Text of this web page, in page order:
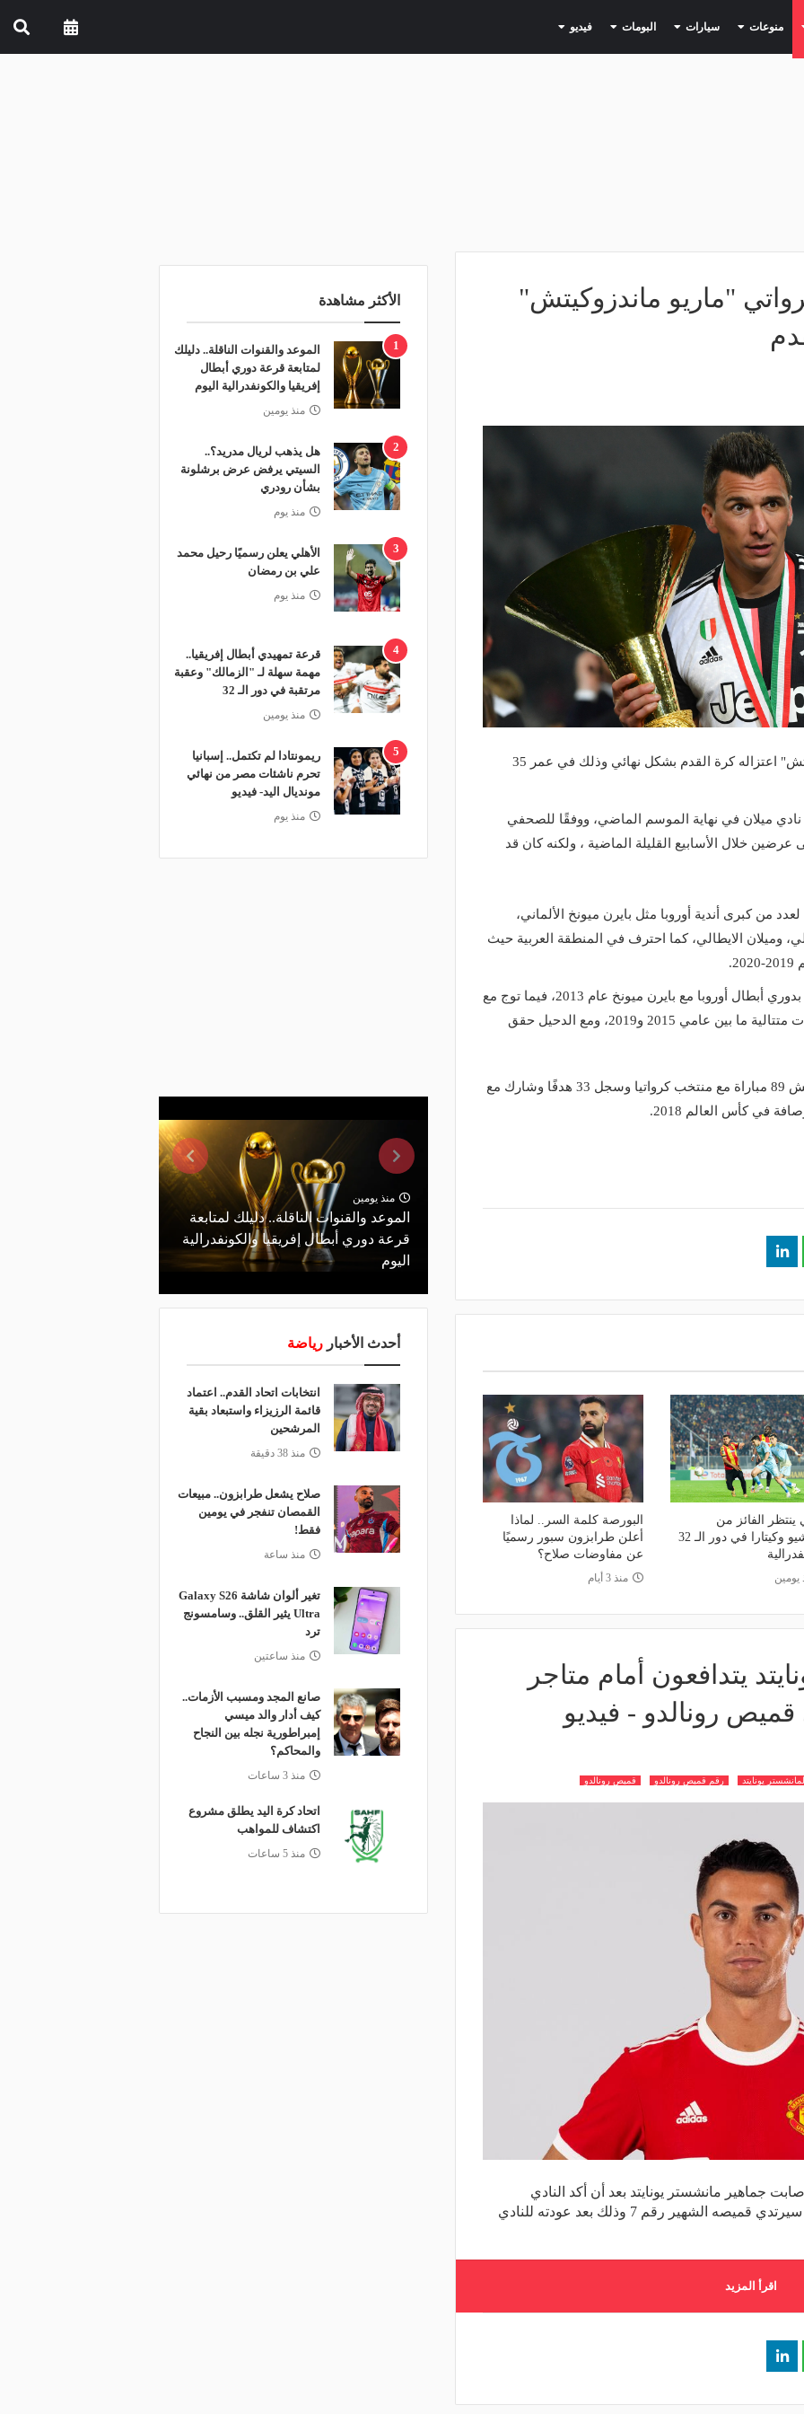
(current) منوعات (current) سيارات (current) البومات (current) فيديو (current)
"ماريو ماندزوكيتش"
أعلن المهاجم الكرواتي "ماريو ماندزوكيتش" اعتزاله كرة القدم بشكل نهائي وذلك في عمر 35
نادي ميلان في نهاية الموسم الماضي، ووفقًا للصحفي
عرضين خلال الأسابيع القليلة الماضية ، ولكنه كان قد
من كبرى أندية أوروبا مثل بايرن ميونخ الألماني،
وميلان الايطالي، كما احترف في المنطقة العربية حيث
وكانت أبرز انجازات ماندزوكيتش تتويجه بدوري أبطال أوروبا مع بايرن ميونخ عام 2013، فيما توج مع
يوفنتوس بلقب الدوري الإيطالي 4 سنوات متتالية ما بين عامي 2015 و2019، ومع الدحيل حقق
وعلى المستوى الدولي لعب ماندوزوكيتش 89 مباراة مع منتخب كرواتيا وسجل 33 هدفًا وشارك مع
في كأس العالم 2018.
ينتظر الفائز من
مقديشيو وكيتارا في دور الـ 32
يومين
البورصة كلمة السر.. لماذا
أعلن طرابزون سبور رسميًا
عن مفاوضات صلاح؟
منذ 3 أيام
يتدافعون أمام متاجر
رونالدو - فيديو
يونايتد رقم قميص رونالدو قميص رونالدو
جماهير مانشستر يونايتد بعد أن أكد النادي
الانجليزي أن نجم كرة القدم البرتغالي سيرتدي قميصه الشهير رقم 7 وذلك بعد عودته للنادي
اقرأ المزيد
الأكثر مشاهدة
1
الموعد والقنوات الناقلة.. دليلك
لمتابعة قرعة دوري أبطال
إفريقيا والكونفدرالية اليوم
منذ يومين
2
هل يذهب لريال مدريد؟..
السيتي يرفض عرض برشلونة
بشأن رودري
منذ يوم
3
الأهلي يعلن رسميًا رحيل محمد
علي بن رمضان
منذ يوم
4
قرعة تمهيدي أبطال إفريقيا..
مهمة سهلة لـ "الزمالك" وعقبة
مرتقبة في دور الـ 32
منذ يومين
5
ريمونتادا لم تكتمل.. إسبانيا
تحرم ناشئات مصر من نهائي
مونديال اليد- فيديو
منذ يوم
منذ يومين
الموعد والقنوات الناقلة.. دليلك لمتابعة
قرعة دوري أبطال إفريقيا والكونفدرالية
اليوم
علي بن
أحدث الأخبار رياضة
انتخابات اتحاد القدم.. اعتماد
قائمة الرزيزاء واستبعاد بقية
المرشحين
منذ 38 دقيقة
صلاح يشعل طرابزون.. مبيعات
القمصان تنفجر في يومين
فقط!
منذ ساعة
تغير ألوان شاشة Galaxy S26
Ultra يثير القلق.. وسامسونج
ترد
منذ ساعتين
صانع المجد ومسبب الأزمات..
كيف أدار والد ميسي
إمبراطورية نجله بين النجاح
والمحاكم؟
منذ 3 ساعات
اتحاد كرة اليد يطلق مشروع
اكتشاف للمواهب
منذ 5 ساعات